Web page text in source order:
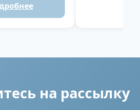
на рассылку